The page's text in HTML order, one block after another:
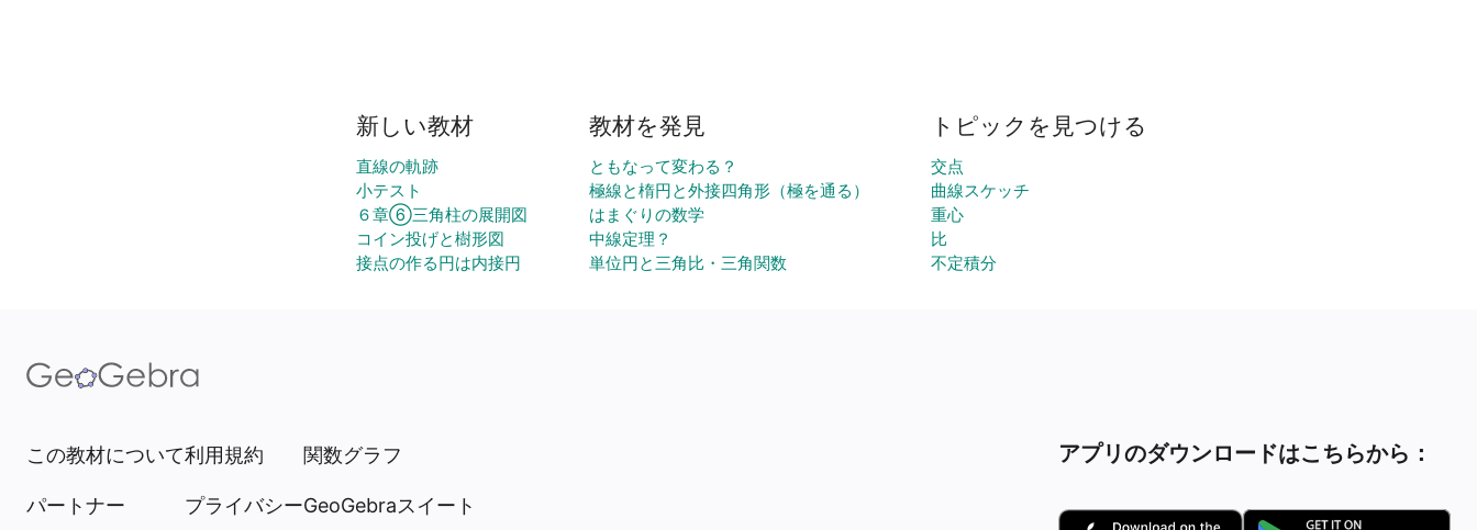
新しい教材
直線の軌跡
小テスト
６章⑥三角柱の展開図
コイン投げと樹形図
接点の作る円は内接円
教材を発見
ともなって変わる？
極線と楕円と外接四角形（極を通る）
はまぐりの数学
中線定理？
単位円と三角比・三角関数
トピックを見つける
交点
曲線スケッチ
重心
比
不定積分
この教材について
パートナー
利用規約
プライバシー
関数グラフ
GeoGebraスイート
アプリのダウンロードはこちらから：